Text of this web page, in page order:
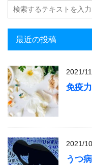
最近の投稿
2021/
免疫
2021/
うつ